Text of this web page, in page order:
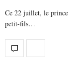
Ce 22 juillet, le
petit-fils…